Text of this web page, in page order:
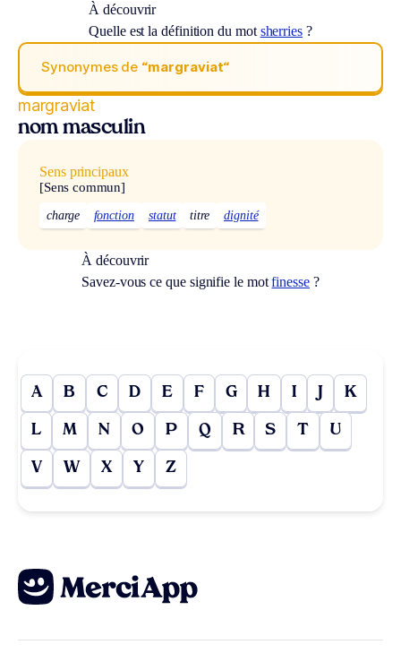
À découvrir
Quelle est la définition du mot sherries?
Synonymes de “margraviat“
margraviat
nom masculin
Sens principaux
[Sens commun]
charge fonction statut titre dignité
À découvrir
Savez-vous ce que signifie le motfinesse?
A B C D E F G H I J K
L M N O P Q R S T U
V W X Y Z